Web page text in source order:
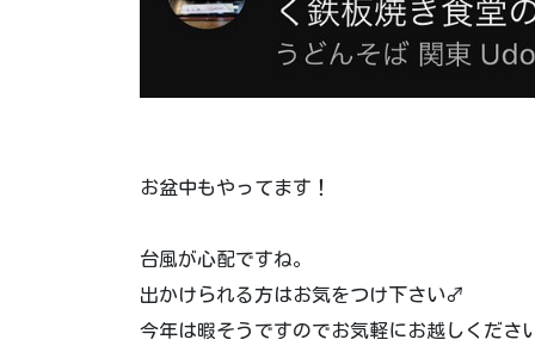
お盆中もやってます！
台風が心配ですね。
出かけられる方はお気をつけ下さい‍♂️
今年は暇そうですのでお気軽にお越しくださ